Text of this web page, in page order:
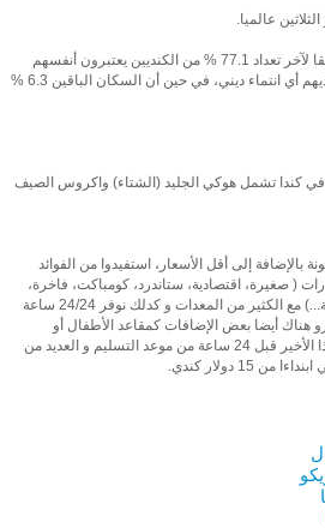
عالميا.
الكنديين يلتزمون بمجموعة واسعة من الأديان. وفقا لآخر تعداد 77.1 % من الكنديين يعتبرون أنفسهم
مسيحيين، 17 % من الكنديون يقولون أن ليس لديهم أي انتماء ديني، في حين أن السكان الباقين 6.3 %
في كندا تشمل هوكي الجليد (الشتاء) واكروس الصيف
إلى أقل الأسعار، استفيدوا من الفوائد
( صغيرة، اقتصادية، ستاندرد، كومباكت، فاخرة،
متعددة الإستعمالات، المتوسطة، ميني فان، راقية...) مع الكثير من المعدات و كدلك نوفر 24/24 ساعة
هناك أيضا بعض الإضافات كمقاعد الأطفال أو
وبالإضافة لا نحتسب رسوم إلغاء الحجزإذا كان هذا الأخير قبل 24 ساعة من موعد التسليم و العديد من
دولار كندي.